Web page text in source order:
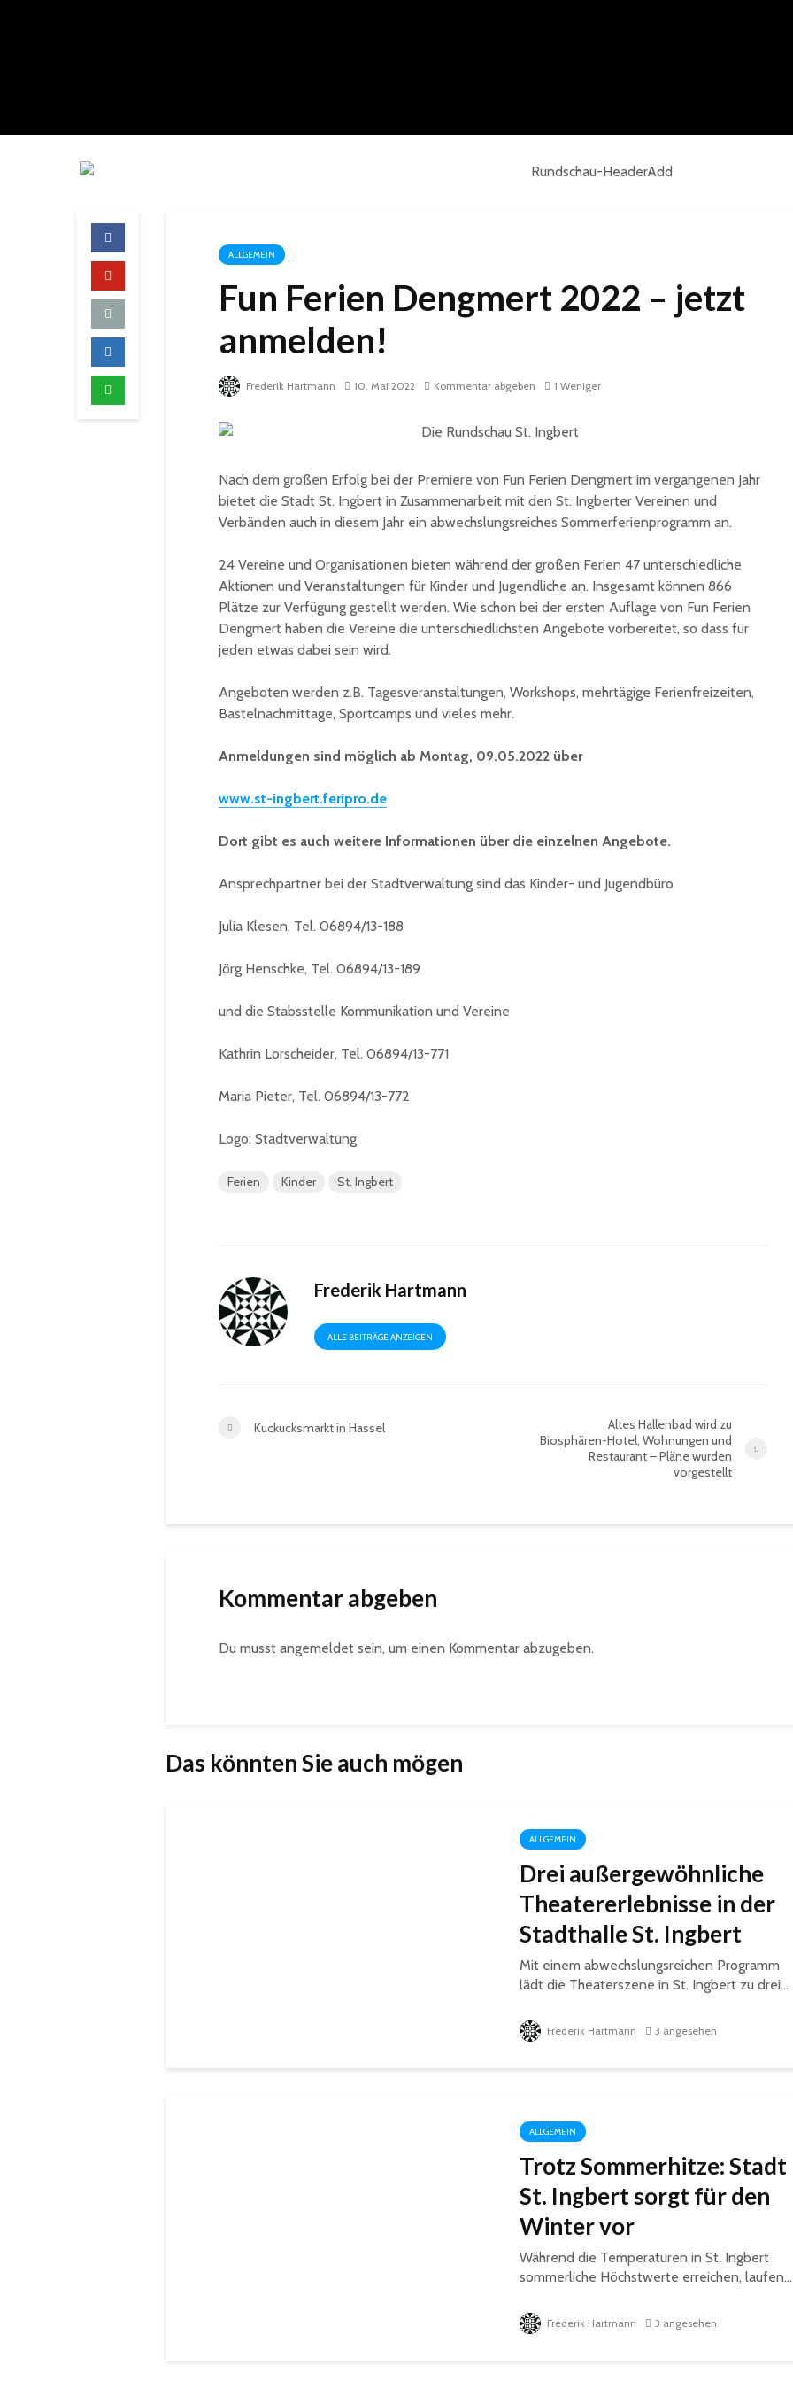
ALLGEMEIN
Fun Ferien Dengmert 2022 – jetzt
anmelden!
Frederik Hartmann 10. Mai 2022 Kommentar abgeben 1 Weniger
Nach dem großen Erfolg bei der Premiere von Fun Ferien Dengmert im vergangenen Jahr
bietet die Stadt St. Ingbert in Zusammenarbeit mit den St. Ingberter Vereinen und
Verbänden auch in diesem Jahr ein abwechslungsreiches Sommerferienprogramm an.
24 Vereine und Organisationen bieten während der großen Ferien 47 unterschiedliche
Aktionen und Veranstaltungen für Kinder und Jugendliche an. Insgesamt können 866
Plätze zur Verfügung gestellt werden. Wie schon bei der ersten Auflage von Fun Ferien
Dengmert haben die Vereine die unterschiedlichsten Angebote vorbereitet, so dass für
jeden etwas dabei sein wird.
Angeboten werden z.B. Tagesveranstaltungen, Workshops, mehrtägige Ferienfreizeiten,
Bastelnachmittage, Sportcamps und vieles mehr.
Anmeldungen sind möglich ab Montag, 09.05.2022 über
www.st-ingbert.feripro.de
Dort gibt es auch weitere Informationen über die einzelnen Angebote.
Ansprechpartner bei der Stadtverwaltung sind das Kinder- und Jugendbüro
Julia Klesen, Tel. 06894/13-188
Jörg Henschke, Tel. 06894/13-189
und die Stabsstelle Kommunikation und Vereine
Kathrin Lorscheider, Tel. 06894/13-771
Maria Pieter, Tel. 06894/13-772
Logo: Stadtverwaltung
Ferien Kinder St. Ingbert
Frederik Hartmann
ALLE BEITRÄGE ANZEIGEN
Kuckucksmarkt in Hassel
Altes Hallenbad wird zu
Biosphären-Hotel, Wohnungen und
Restaurant – Pläne wurden
vorgestellt
Kommentar abgeben
Du musst angemeldet sein, um einen Kommentar abzugeben.
Das könnten Sie auch mögen
ALLGEMEIN
Drei außergewöhnliche
Theatererlebnisse in der
Stadthalle St. Ingbert
Mit einem abwechslungsreichen Programm
lädt die Theaterszene in St. Ingbert zu drei...
Frederik Hartmann 3 angesehen
ALLGEMEIN
Trotz Sommerhitze: Stadt
St. Ingbert sorgt für den
Winter vor
Während die Temperaturen in St. Ingbert
sommerliche Höchstwerte erreichen, laufen...
Frederik Hartmann 3 angesehen
Historische
dem Nachlass von Dr.
Karl Martin an die
Stadt St. Ingbert
übergeben
Ingbert: Mietvertrag
für ehemaliges H&M-
Handelsgeschichte
fordert